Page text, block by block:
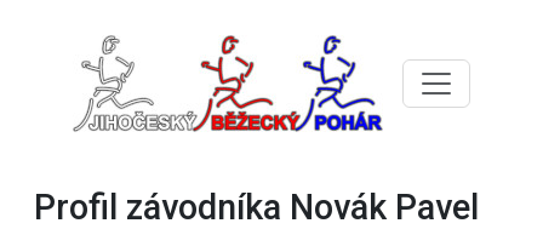
Profil závodníka Novák Pavel